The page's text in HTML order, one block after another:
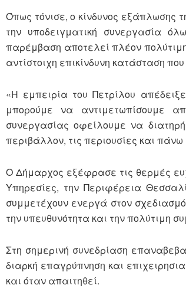
Όπως τόνισε, ο κίνδυνος εξάπλωσης
την υποδειγματική συνεργασία
παρέμβαση αποτελεί πλέον
αντίστοιχη επικίνδυνη κατάσταση
«Η εμπειρία του Πετρίλου
μπορούμε να αντιμετωπίσουμε
συνεργασίας οφείλουμε να
περιβάλλον, τις περιουσίες και
Ο Δήμαρχος εξέφρασε τις θερμές
Υπηρεσίες, την Περιφέρεια
συμμετέχουν ενεργά στον
την υπευθυνότητα και την πολύτιμη
Στη σημερινή συνεδρίαση
διαρκή επαγρύπνηση και
και όταν απαιτηθεί.